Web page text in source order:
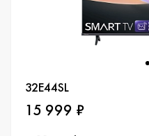
32E44SL
15 999 ₽